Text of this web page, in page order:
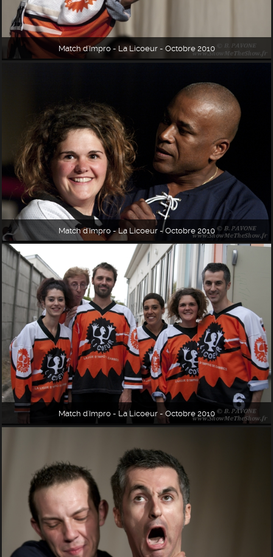
Match d'Impro - La Licoeur - Octobre 2010
Match d'Impro - La Licoeur - Octobre 2010
Match d'Impro - La Licoeur - Octobre 2010